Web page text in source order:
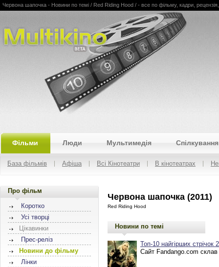
Multikino
Червона шапочка - Новини по темі / Red Riding Hood / - все по фільму, кадри, рецензія,
Фільми Люди Мультимедія Спілкування
База фільмів Афіша Всі Кінотеатри В кінотеатрах
Про фільм
Коротко
Усі творці
Цікавинки
Прес-реліз
Новини до фільму
Лінки
Червона шапочка (2011)
Red Riding Hood
Новини по темі
Топ-10 найгірших стрічок
Сайт Fandango.com склав